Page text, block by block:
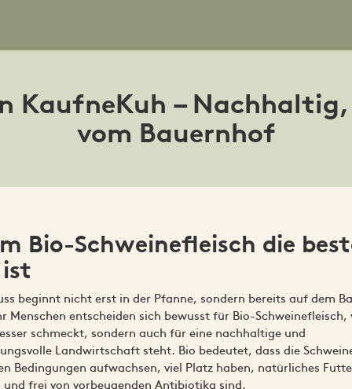
KaufneKuh –
vom Bauernhof
Bio-Schweinefleisch die
beginnt nicht erst in der Pfanne, sondern bereits auf dem
Menschen entscheiden sich bewusst für Bio-Schweinefleisch,
schmeckt, sondern auch für eine nachhaltige und
Landwirtschaft steht. Bio bedeutet, dass die
Bedingungen aufwachsen, viel Platz haben, natürliches
und frei von vorbeugenden Antibiotika sind.